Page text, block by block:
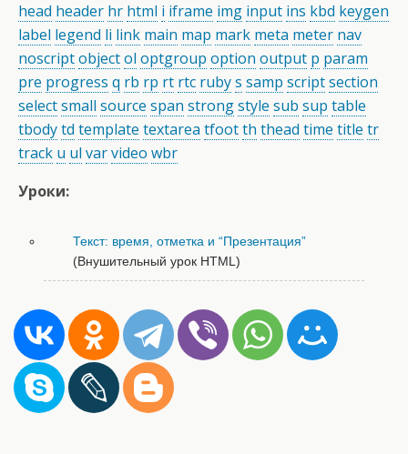
head header hr html i iframe img input ins kbd keygen
label legend li link main map mark meta meter nav
noscriptobjectol optgroup option output p param
pre progress q rb rp rt rtc rubys samp scriptsection
selectsmall source span strongstyle sub sup table
tbodytd template textarea tfootth thead time title tr
track u ul varvideo wbr
Уроки:
Текст: время, отметка и “Презентация”
(Внушительный урок HTML)